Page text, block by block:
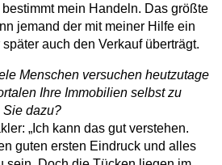
mein Handeln. Das größte
jemand der mit meiner Hilfe ein
auch den Verkauf überträgt.
Menschen versuchen heutzutage
Ihre Immobilien selbst zu
Sie dazu?
„Ich kann das gut verstehen.
guten ersten Eindruck und alles